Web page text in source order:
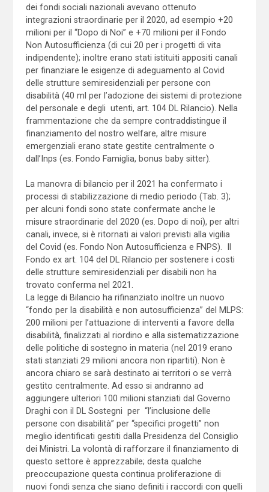
dei fondi sociali nazionali avevano ottenuto
integrazioni straordinarie per il 2020, ad esempio +20
milioni per il “Dopo di Noi” e +70 milioni per il Fondo
Non Autosufficienza (di cui 20 per i progetti di vita
indipendente); inoltre erano stati istituiti appositi canali
per finanziare le esigenze di adeguamento al Covid
delle strutture semiresidenziali per persone con
disabilità (40 ml per l’adozione dei sistemi di protezione
del personale e degli utenti, art. 104 DL Rilancio). Nella
frammentazione che da sempre contraddistingue il
finanziamento del nostro welfare, altre misure
emergenziali erano state gestite centralmente o
dall’Inps (es. Fondo Famiglia, bonus baby sitter).
La manovra di bilancio per il 2021 ha confermato i
processi di stabilizzazione di medio periodo (Tab. 3);
per alcuni fondi sono state confermate anche le
misure straordinarie del 2020 (es. Dopo di noi), per altri
canali, invece, si è ritornati ai valori previsti alla vigilia
del Covid (es. Fondo Non Autosufficienza e FNPS). Il
Fondo ex art. 104 del DL Rilancio per sostenere i costi
delle strutture semiresidenziali per disabili non ha
trovato conferma nel 2021.
La legge di Bilancio ha rifinanziato inoltre un nuovo
“fondo per la disabilità e non autosufficienza” del MLPS:
200 milioni per l’attuazione di interventi a favore della
disabilità, finalizzati al riordino e alla sistematizzazione
delle politiche di sostegno in materia (nel 2019 erano
stati stanziati 29 milioni ancora non ripartiti). Non è
ancora chiaro se sarà destinato ai territori o se verrà
gestito centralmente. Ad esso si andranno ad
aggiungere ulteriori 100 milioni stanziati dal Governo
Draghi con il DL Sostegni per “l’inclusione delle
persone con disabilità” per “specifici progetti” non
meglio identificati gestiti dalla Presidenza del Consiglio
dei Ministri. La volontà di rafforzare il finanziamento di
questo settore è apprezzabile; desta qualche
preoccupazione questa continua proliferazione di
nuovi fondi senza che siano definiti i raccordi con quelli